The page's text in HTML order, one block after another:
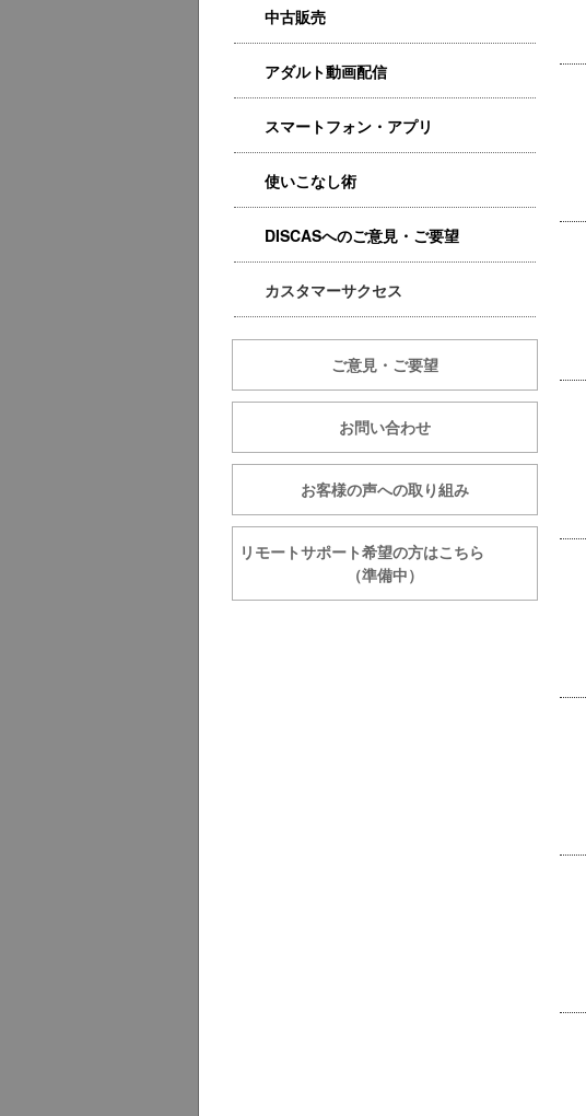
中古販売
アダルト動画配信
スマートフォン・アプリ
使いこなし術
DISCASへのご意見・ご要望
カスタマーサクセス
ご意見・ご要望
お問い合わせ
お客様の声への取り組み
リモートサポート希望の方はこちら
（準備中）